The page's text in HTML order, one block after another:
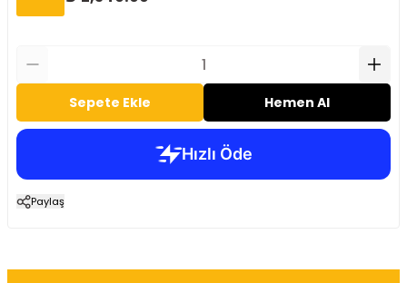
Sepete Ekle Hemen Al
Paylaş